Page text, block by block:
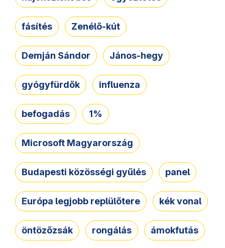
fásítés Zenélő-kút
Demján Sándor János-hegy
gyógyfürdők influenza
befogadás 1%
Microsoft Magyarország
Budapesti közösségi gyűlés panel
Európa legjobb replülőtere kék vonal
öntözőzsák rongálás ámokfutás